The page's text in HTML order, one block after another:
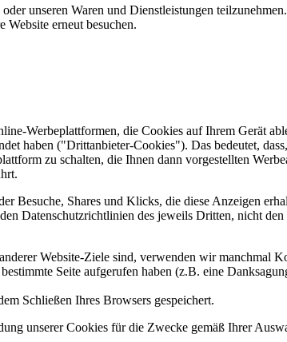
unseren Waren und Dienstleistungen
Website erneut besuchen.
Werbeplattformen, die Cookies auf Ihrem Gerät
haben ("Drittanbieter-Cookies"). Das bedeutet,
zu schalten, die Ihnen dann vorgestellten
Besuche, Shares und Klicks, die diese Anzeigen
Datenschutzrichtlinien des jeweils Dritten, nicht den
Website-Ziele sind, verwenden wir manchmal
Seite aufgerufen haben (z.B. eine
Schließen Ihres Browsers gespeichert.
unserer Cookies für die Zwecke gemäß Ihrer